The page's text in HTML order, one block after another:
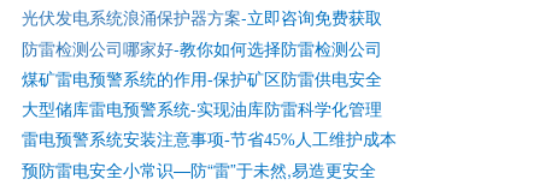
光伏发电系统浪涌保护器方案-立即咨询免费获取
防雷检测公司哪家好-教你如何选择防雷检测公司
煤矿雷电预警系统的作用-保护矿区防雷供电安全
大型储库雷电预警系统-实现油库防雷科学化管理
雷电预警系统安装注意事项-节省45%人工维护成本
预防雷电安全小常识—防“雷”于未然,易造更安全